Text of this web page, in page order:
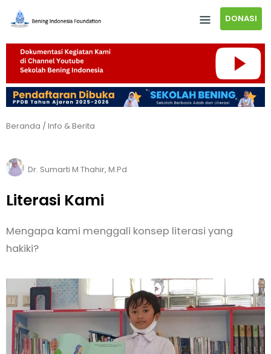
DONASI
Beranda /Info & Berita
Dr. Sumarti M Thahir, M.Pd
Literasi Kami
Mengapa kami menggali konsep literasi yang
hakiki?